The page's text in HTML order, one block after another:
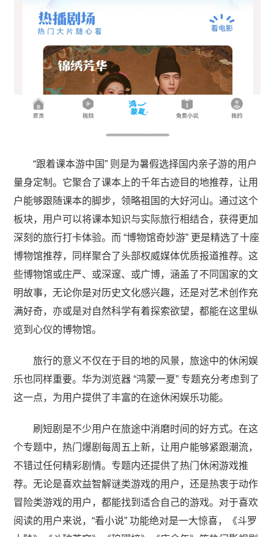
“跟着课本游中国” 则是为暑假选择国内亲子游的用户
量身定制。它聚合了课本上的千年古迹目的地推荐，让用
户能够跟随课本的脚步，领略祖国的大好河山。通过这个
板块，用户可以将课本知识与实际旅行相结合，获得更加
深刻的旅行打卡体验。而 “博物馆奇妙游” 更是精选了十座
博物馆推荐，同样聚合了头部权威媒体优质报道推荐。这
些博物馆或庄严、或深邃、或广博，涵盖了不同国家的文
明故事，无论你是对历史文化感兴趣，还是对艺术创作充
满好奇，亦或是对自然科学有着探索欲望，都能在这里纵
览到心仪的博物馆。
旅行的意义不仅在于目的地的风景，旅途中的休闲娱
乐也同样重要。华为浏览器 “鸿蒙一夏” 专题充分考虑到了
这一点，为用户提供了丰富的在途休闲娱乐功能。​
刷短剧是不少用户在旅途中消磨时间的好方式。在这
个专题中，热门爆剧每周五上新，让用户能够紧跟潮流，
不错过任何精彩剧情。专题内还提供了热门休闲游戏推
荐。无论是喜欢益智解谜类游戏的用户，还是热衷于动作
冒险类游戏的用户，都能找到适合自己的游戏。对于喜欢
阅读的用户来说，“看小说” 功能绝对是一大惊喜，《斗罗